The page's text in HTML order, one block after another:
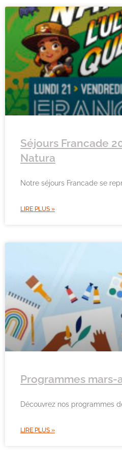
Séjours Francade
Natura
Notre séjours Francade se
LIRE PLUS »
Programmes mars-
Découvrez nos programmes
LIRE PLUS »